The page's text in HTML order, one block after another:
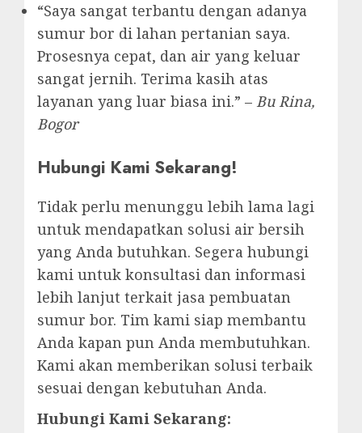
“Saya sangat terbantu dengan adanya
sumur bor di lahan pertanian saya.
Prosesnya cepat, dan air yang keluar
sangat jernih. Terima kasih atas
layanan yang luar biasa ini.” – Bu Rina,
Bogor
Hubungi Kami Sekarang!
Tidak perlu menunggu lebih lama lagi
untuk mendapatkan solusi air bersih
yang Anda butuhkan. Segera hubungi
kami untuk konsultasi dan informasi
lebih lanjut terkait jasa pembuatan
sumur bor. Tim kami siap membantu
Anda kapan pun Anda membutuhkan.
Kami akan memberikan solusi terbaik
sesuai dengan kebutuhan Anda.
Hubungi Kami Sekarang: